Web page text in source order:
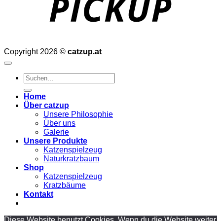
Copyright 2026 © catzup.at
Suchen
nach:
Home
Über catzup
Unsere Philosophie
Über uns
Galerie
Unsere Produkte
Katzenspielzeug
Naturkratzbaum
Shop
Katzenspielzeug
Kratzbäume
Kontakt